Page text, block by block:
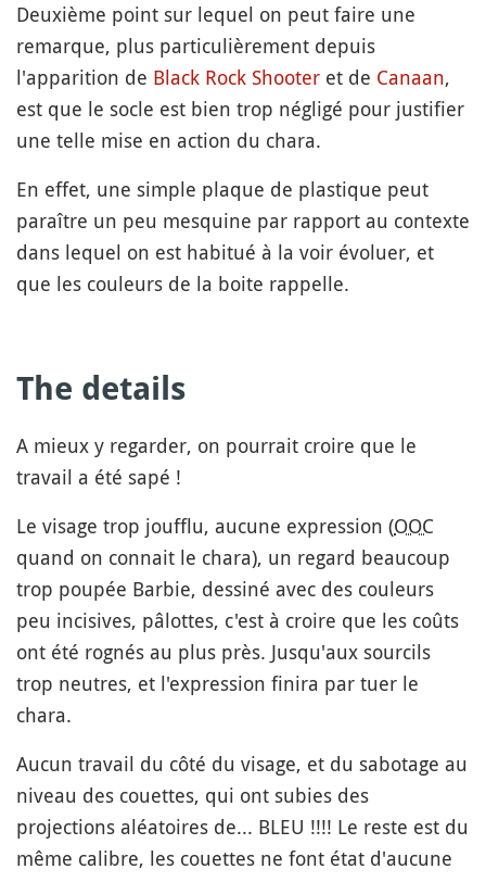
Deuxième point sur lequel on peut faire une
remarque, plus particulièrement depuis
l'apparition de Black Rock Shooter et de Canaan,
est que le socle est bien trop négligé pour justifier
une telle mise en action du chara.
En effet, une simple plaque de plastique peut
paraître un peu mesquine par rapport au contexte
dans lequel on est habitué à la voir évoluer, et
que les couleurs de la boite rappelle.
The details
A mieux y regarder, on pourrait croire que le
travail a été sapé !
Le visage trop joufflu, aucune expression (OOC
quand on connait le chara), un regard beaucoup
trop poupée Barbie, dessiné avec des couleurs
peu incisives, pâlottes, c'est à croire que les coûts
ont été rognés au plus près. Jusqu'aux sourcils
trop neutres, et l'expression finira par tuer le
chara.
Aucun travail du côté du visage, et du sabotage au
niveau des couettes, qui ont subies des
projections aléatoires de... BLEU !!!! Le reste est du
même calibre, les couettes ne font état d'aucune